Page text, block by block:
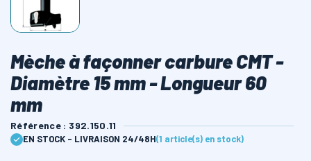
Mèche à façonner carbure CMT -
Diamètre 15 mm - Longueur 60
mm
Référence : 392.150.11
EN STOCK - LIVRAISON 24/48H(1 article(s) en stock)